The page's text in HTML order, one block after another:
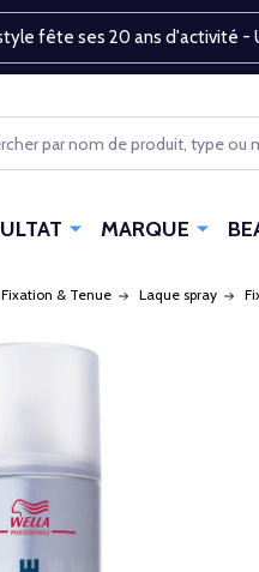
fête ses 20 ans d'activité -
MARQUE
Fixation & Tenue Laque spray